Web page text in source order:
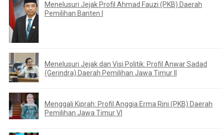
Menelusuri Jejak Profil Ahmad Fauzi (PKB) Daerah
Pemilihan Banten I
Menelusuri Jejak dan Visi Politik: Profil Anwar Sadad
(Gerindra) Daerah Pemilihan Jawa Timur II
Menggali Kiprah: Profil Anggia Erma Rini (PKB) Daerah
Pemilihan Jawa Timur VI